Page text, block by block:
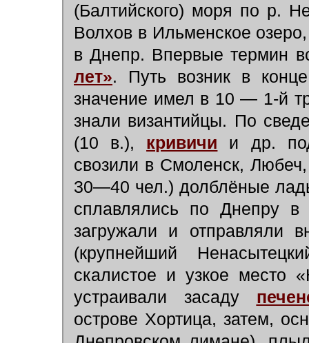
(Балтийского) моря по р.
Волхов в Ильменское
в Днепр. Впервые термин
лет». Путь возник в
значение имел в 10 — 1-й
знали византийцы. По
(10 в.), кривичи и др.
свозили в Смоленск,
30—40 чел.) долблёные
сплавлялись по Днепру в
загружали и отправляли
(крупнейший
скалистое и узкое место
устраивали засаду
острове Хортица, затем,